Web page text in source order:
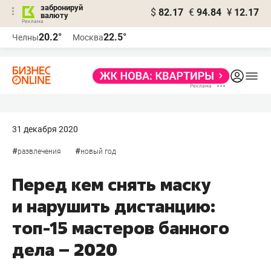
забронируй
валюту
$ 82.17 € 94.84 ¥ 12.17
Челны20.2° Москва22.5°
31 декабря 2020
#развлечения #новый год
Перед кем снять маску
и нарушить дистанцию:
топ-15 мастеров банного
дела – 2020